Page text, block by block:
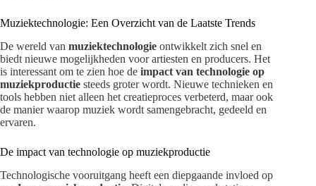
Muziektechnologie: Een Overzicht van de Laatste Trends
De wereld van muziektechnologie ontwikkelt zich snel en
biedt nieuwe mogelijkheden voor artiesten en producers. Het
is interessant om te zien hoe de impact van technologie op
muziekproductie steeds groter wordt. Nieuwe technieken en
tools hebben niet alleen het creatieproces verbeterd, maar ook
de manier waarop muziek wordt samengebracht, gedeeld en
ervaren.
De impact van technologie op muziekproductie
Technologische vooruitgang heeft een diepgaande invloed op